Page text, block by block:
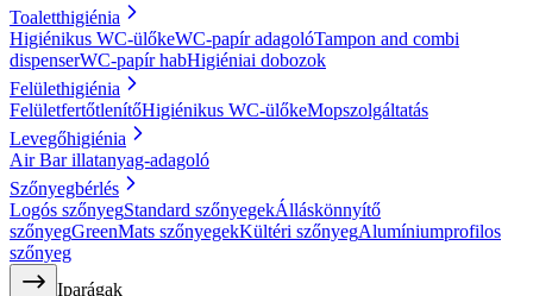
Toaletthigiénia
Higiénikus WC-ülőkeWC-papír adagolóTampon and combi
dispenserWC-papír habHigiéniai dobozok
Felülethigiénia
FelületfertőtlenítőHigiénikus WC-ülőkeMopszolgáltatás
Levegőhigiénia
Air Bar illatanyag-adagoló
Szőnyegbérlés
Logós szőnyegStandard szőnyegekÁlláskönnyítő
szőnyegGreenMats szőnyegekKültéri szőnyegAlumíniumprofilos
szőnyeg
Iparágak